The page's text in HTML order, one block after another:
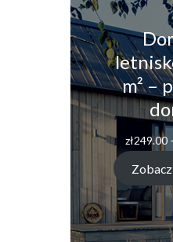
m² –
zł249.00